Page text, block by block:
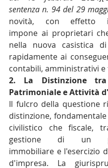
sentenza n. 94 del 29
novità, con effetto
impone ai proprietari
nella nuova casistica
rapidamente ai
contabili, amministrativi e
2. La Distinzione tra
Patrimoniale e Attività
Il fulcro della questione
distinzione,
civilistico che fiscale,
gestione di un
immobiliare e l'esercizio
d'impresa. La